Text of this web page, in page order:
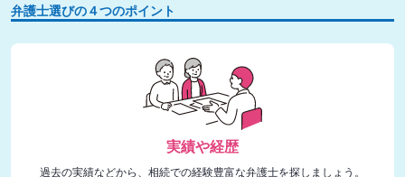
弁護士選びの４つのポイント
実績や経歴
過去の実績などから、相続での経験豊富な弁護士を探しましょう。